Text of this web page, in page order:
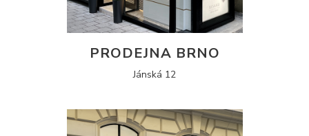
PRODEJNA BRNO
Jánská 12